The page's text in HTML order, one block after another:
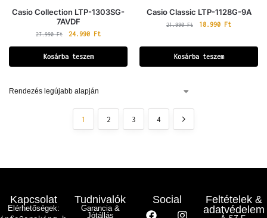
Casio Collection LTP-1303SG-
7AVDF
27.990Ft 24.990 Ft
Kosárba teszem
Casio Classic LTP-1128G-9A
21.990Ft 18.990 Ft
Kosárba teszem
1 2 3 4
Kapcsolat
Elérhetőségek:
Tudnivalók
Garancia &
Jótállás
Social
Feltételek &
adatvédelem